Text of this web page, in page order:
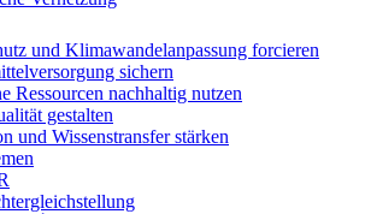
und Klimawandelanpassung forcieren
sichern
Ressourcen nachhaltig nutzen
gestalten
und Wissenstransfer stärken